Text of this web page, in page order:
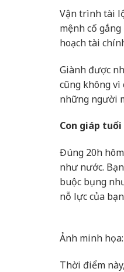
Vận trình tài
mệnh cố
hoạch tài
Giành được
cũng không
những người
Con giáp tuổi
Đúng 20h
như nước.
buộc bụng
nỗ lực của
Ảnh minh
Thời điểm